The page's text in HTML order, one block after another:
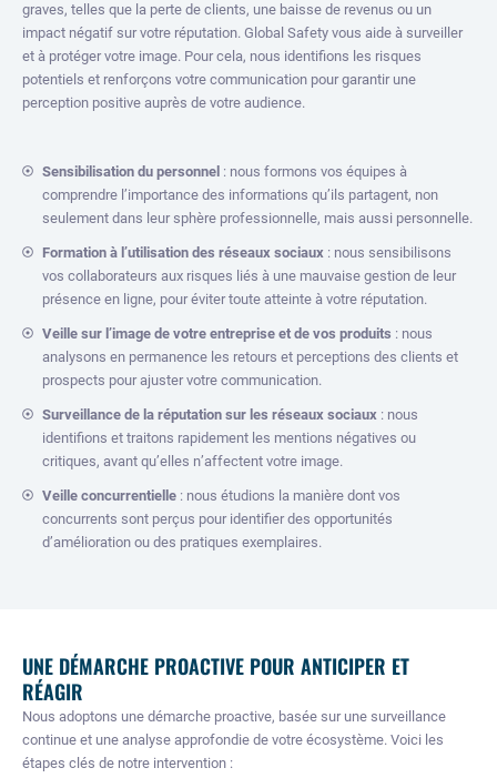
graves, telles que la perte de clients, une baisse de revenus ou un
impact négatif sur votre réputation. Global Safety vous aide à surveiller
et à protéger votre image. Pour cela, nous identifions les risques
potentiels et renforçons votre communication pour garantir une
perception positive auprès de votre audience.
Sensibilisation du personnel: nous formons vos équipes à
comprendre l’importance des informations qu’ils partagent, non
seulement dans leur sphère professionnelle, mais aussi personnelle.
Formation à l’utilisation des réseaux sociaux : nous sensibilisons
vos collaborateurs aux risques liés à une mauvaise gestion de leur
présence en ligne, pour éviter toute atteinte à votre réputation.
Veille sur l’image de votre entreprise et de vos produits : nous
analysons en permanence les retours et perceptions des clients et
prospects pour ajuster votre communication.
Surveillance de la réputation sur les réseaux sociaux : nous
identifions et traitons rapidement les mentions négatives ou
critiques, avant qu’elles n’affectent votre image.
Veille concurrentielle: nous étudions la manière dont vos
concurrents sont perçus pour identifier des opportunités
d’amélioration ou des pratiques exemplaires.
UNE DÉMARCHE PROACTIVE POUR ANTICIPER ET
RÉAGIR
Nous adoptons une démarche proactive, basée sur une surveillance
continue et une analyse approfondie de votre écosystème. Voici les
étapes clés de notre intervention :